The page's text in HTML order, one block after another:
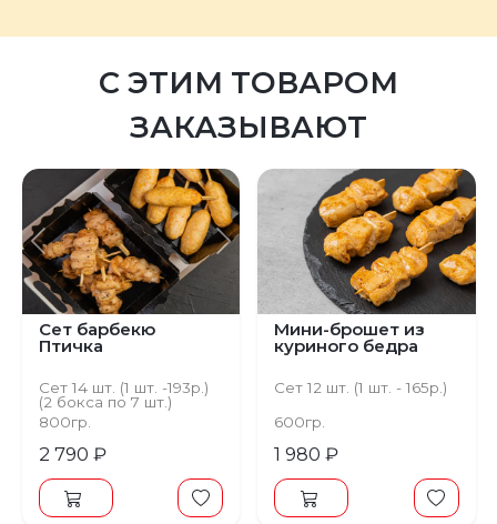
С ЭТИМ ТОВАРОМ
ЗАКАЗЫВАЮТ
Предыдущий Следующий
Сет барбекю
Птичка
Сет 14 шт. (1 шт. -193р.)
(2 бокса по 7 шт.)
800гр.
2 790 ₽
Мини-брошет из
куриного бедра
Сет 12 шт. (1 шт. - 165р.)
600гр.
1 980 ₽